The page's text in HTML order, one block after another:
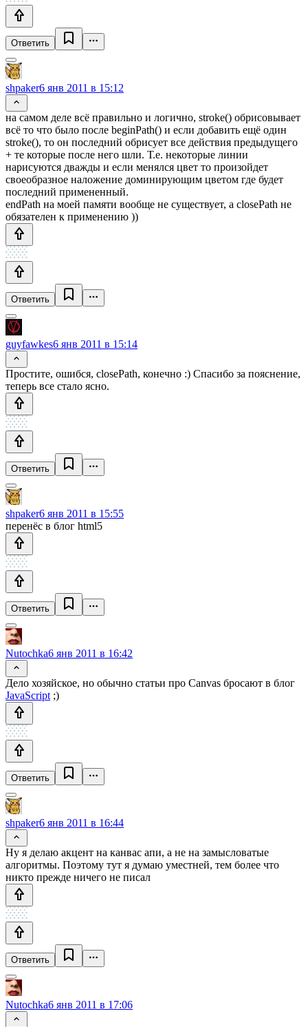
Ответить
shpaker6 янв 2011 в 15:12
на самом деле всё правильно и логично, stroke() обрисовывает
всё то что было после beginPath() и если добавить ещё один
stroke(), то он последний обрисует все действия предыдущего
+ те которые после него шли. Т.е. некоторые линии
нарисуются дважды и если менялся цвет то произойдет
своеобразное наложение доминирующим цветом где будет
последний примененный.
endPath на моей памяти вообще не существует, а closePath не
обязателен к применению ))
Ответить
guyfawkes6 янв 2011 в 15:14
Простите, ошибся, closePath, конечно :) Спасибо за пояснение,
теперь все стало ясно.
Ответить
shpaker6 янв 2011 в 15:55
перенёс в блог html5
Ответить
Nutochka6 янв 2011 в 16:42
Дело хозяйское, но обычно статьи про Canvas бросают в блог
JavaScript ;)
Ответить
shpaker6 янв 2011 в 16:44
Ну я делаю акцент на канвас апи, а не на замысловатые
алгоритмы. Поэтому тут я думаю уместней, тем более что
никто прежде ничего не писал
Ответить
Nutochka6 янв 2011 в 17:06